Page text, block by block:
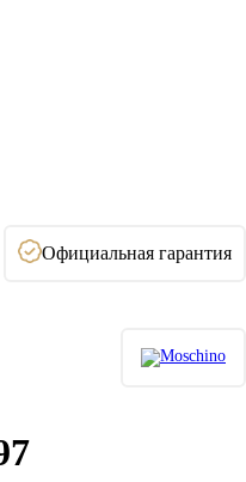
Официальная гарантия